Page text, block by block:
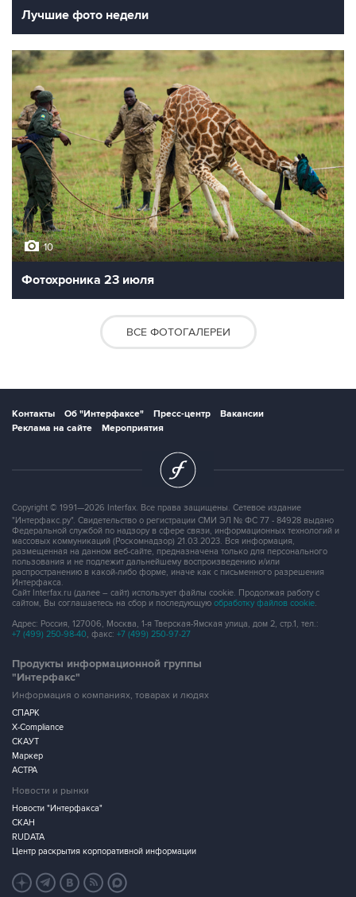
Лучшие фото недели
10
Фотохроника 23 июля
ВСЕ ФОТОГАЛЕРЕИ
Контакты Об "Интерфаксе" Пресс-центр
Вакансии
Реклама на сайте
Мероприятия
Copyright © 1991—2026 Interfax. Все права защищены. Сетевое издание
"Интерфакс.ру". Свидетельство о регистрации СМИ ЭЛ № ФС 77 - 84928 выдано
Федеральной службой по надзору в сфере связи, информационных технологий и
массовых коммуникаций (Роскомнадзор) 21.03.2023. Вся информация,
размещенная на данном веб-сайте, предназначена только для персонального
пользования и не подлежит дальнейшему воспроизведению и/или
распространению в какой-либо форме, иначе как с письменного разрешения
Интерфакса.
Сайт Interfax.ru (далее – сайт) использует файлы cookie. Продолжая работу с
сайтом, Вы соглашаетесь на сбор и последующую обработку файлов cookie.
Адрес: Россия, 127006, Москва, 1-я Тверская-Ямская улица, дом 2, стр.1, тел.:
+7 (499) 250-98-40, факс: +7 (499) 250-97-27
Продукты информационной группы
"Интерфакс"
Информация о компаниях, товарах и людях
СПАРК
X-Compliance
СКАУТ
Маркер
АСТРА
Новости и рынки
Новости "Интерфакса"
СКАН
RUDATA
Центр раскрытия корпоративной информации